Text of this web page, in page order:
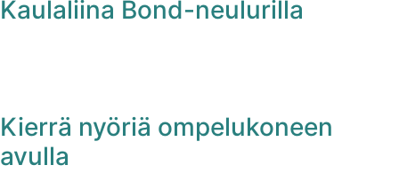
Kaulaliina Bond-neulurilla
Kierrä nyöriä ompelukoneen
avulla